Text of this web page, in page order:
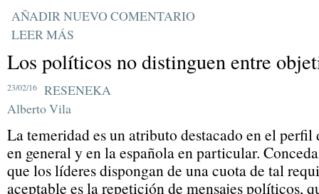
AÑADIR NUEVO COMENTARIO
LEER MÁS
Los políticos no distinguen entre
23/02/16
RESENEKA
Alberto Vila
La temeridad es un atributo destacado en el
en general y en la española en particular.
que los líderes dispongan de una cuota de tal
aceptable es la repetición de mensajes políticos,